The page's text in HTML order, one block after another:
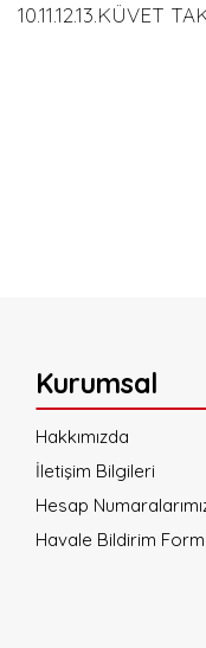
10.11.12.13.KÜVET
Kurumsal
Hakkımızda
İletişim Bilgileri
Hesap
Havale Bildirim